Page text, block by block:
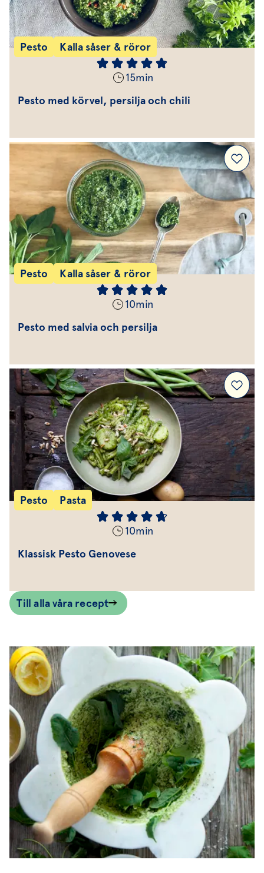
Pesto Kalla såser & röror
15min
Pesto med körvel, persilja och chili
Pesto Kalla såser & röror
10min
Pesto med salvia och persilja
Pesto Pasta
10min
Klassisk Pesto Genovese
Till alla våra recept